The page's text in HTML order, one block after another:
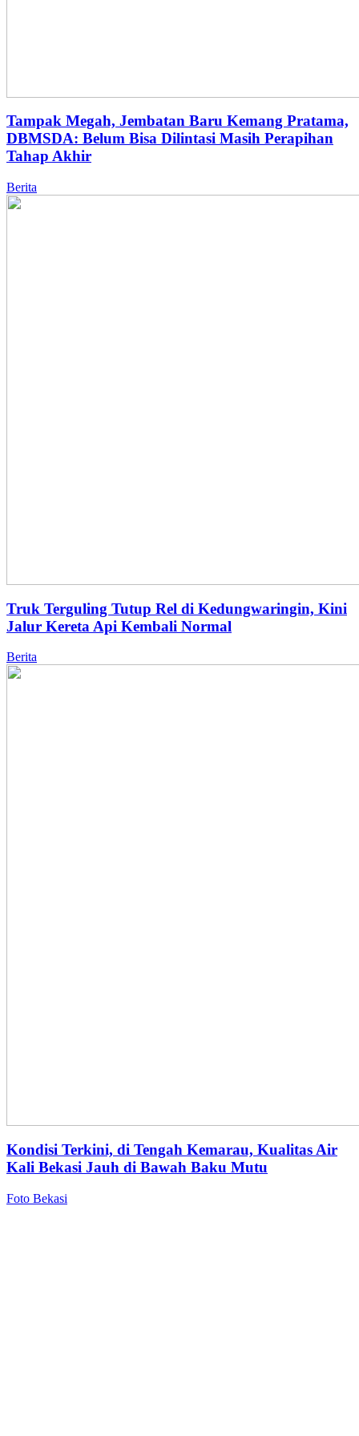
Tampak Megah, Jembatan Baru Kemang Pratama,
DBMSDA: Belum Bisa Dilintasi Masih Perapihan
Tahap Akhir
Berita
Truk Terguling Tutup Rel di Kedungwaringin, Kini
Jalur Kereta Api Kembali Normal
Berita
Kondisi Terkini, di Tengah Kemarau, Kualitas Air
Kali Bekasi Jauh di Bawah Baku Mutu
Foto Bekasi